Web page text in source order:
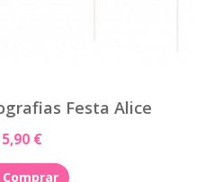
Festa Alice
5,90 €